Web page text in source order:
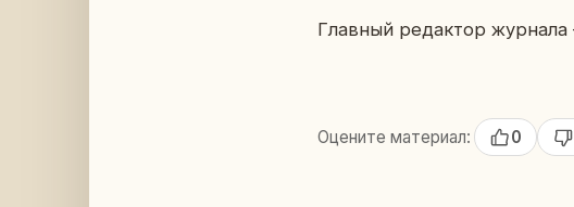
Глав­ный ре­дак­тор
Оцените материал: 0